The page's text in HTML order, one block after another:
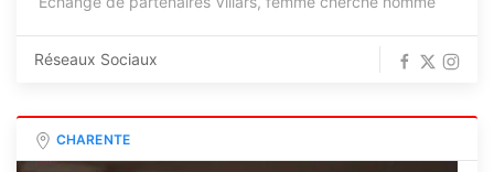
Réseaux Sociaux
CHARENTE